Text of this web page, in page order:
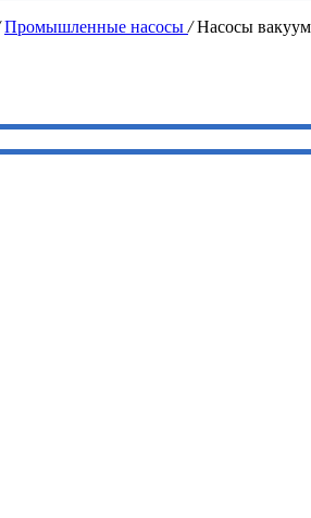
Промышленные насосы / Насосы